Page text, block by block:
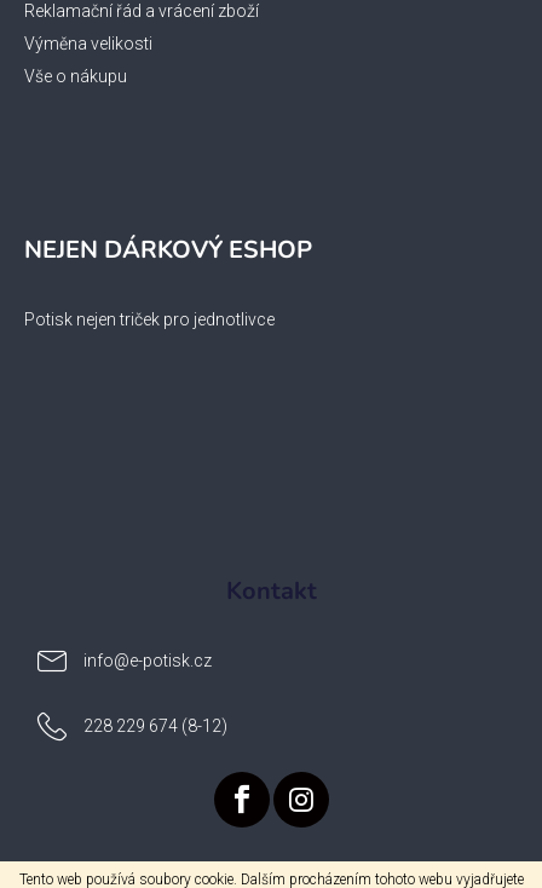
Tento web používá soubory cookie. Dalším procházením tohoto webu vyjadřujete
Reklamační řád a vrácení zboží
Výměna velikosti
Vše o nákupu
NEJEN DÁRKOVÝ ESHOP
Potisk nejen triček pro jednotlivce
Kontakt
info@e-potisk.cz
228 229 674 (8-12)